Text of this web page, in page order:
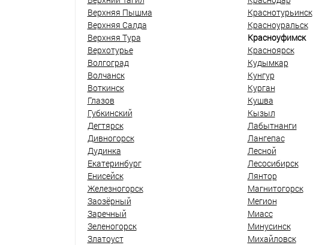
Верхняя Пышма
Верхняя Салда
Верхняя Тура
Верхотурье
Волгоград
Волчанск
Воткинск
Глазов
Губкинский
Дегтярск
Дивногорск
Дудинка
Екатеринбург
Енисейск
Железногорск
Заозёрный
Заречный
Зеленогорск
Златоуст
Краснотурьинск
Красноуральск
Красноуфимск
Красноярск
Кудымкар
Кунгур
Курган
Кушва
Кызыл
Лабытнанги
Лангепас
Лесной
Лесосибирск
Лянтор
Магнитогорск
Мегион
Миасс
Минусинск
Михайловск